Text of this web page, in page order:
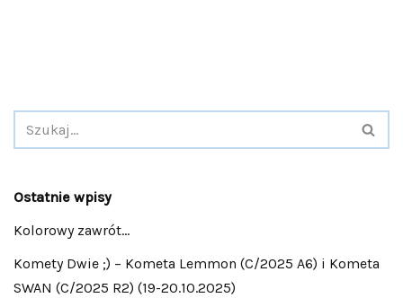
Ostatnie wpisy
Kolorowy zawrót…
Komety Dwie ;) – Kometa Lemmon (C/2025 A6) i Kometa
SWAN (C/2025 R2) (19-20.10.2025)